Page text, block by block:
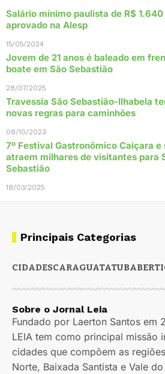
Salário mínimo paulista de R$ 1.640
aprovado na Alesp
15/05/2024
Jovem de 21 anos é baleado em
boate em São Sebastião
28/07/2025
Travessia São Sebastião-Ilhabela
novas regras para caminhões
08/10/2023
7º Festival Gastronômico Caiçara e
atraem milhares de visitantes para
Sebastião
18/03/2025
Principais Categorias
CIDADESCARAGUATATUBA
Sobre o Jornal Leia
Fundado por Laerton Santos em
LEIA tem como principal missão
cidades que compõem as
Norte, Baixada Santista e Vale